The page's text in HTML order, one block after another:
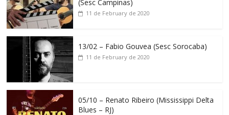
(Sesc Campinas)
11 de February de 2020
13/02 – Fabio Gouvea (Sesc Sorocaba)
11 de February de 2020
05/10 – Renato Ribeiro (Mississippi Delta
Blues – RJ)